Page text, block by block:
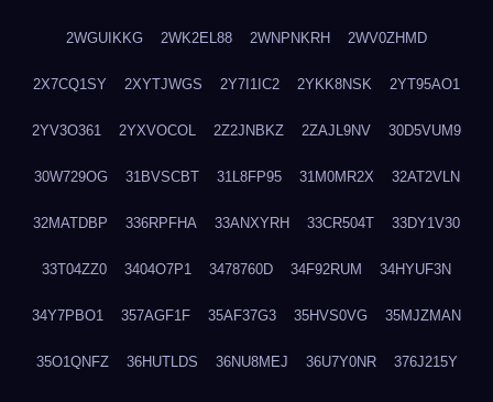
2WGUIKKG 2WK2EL88 2WNPNKRH 2WV0ZHMD
2X7CQ1SY 2XYTJWGS 2Y7I1IC2 2YKK8NSK 2YT95AO1
2YV3O361 2YXVOCOL 2Z2JNBKZ 2ZAJL9NV 30D5VUM9
30W729OG 31BVSCBT 31L8FP95 31M0MR2X 32AT2VLN
32MATDBP 336RPFHA 33ANXYRH 33CR504T 33DY1V30
33T04ZZ0 3404O7P1 3478760D 34F92RUM 34HYUF3N
34Y7PBO1 357AGF1F 35AF37G3 35HVS0VG 35MJZMAN
35O1QNFZ 36HUTLDS 36NU8MEJ 36U7Y0NR 376J215Y